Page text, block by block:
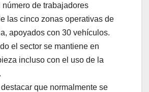
número de trabajadores
las cinco zonas operativas de
apoyados con 30 vehículos.
el sector se mantiene en
incluso con el uso de la
que normalmente se